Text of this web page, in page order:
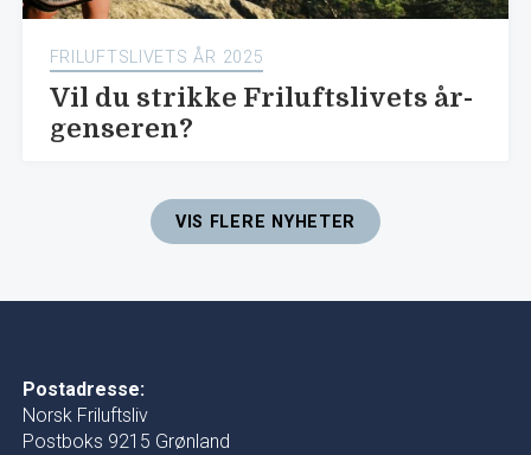
FRILUFTSLIVETS ÅR 2025
Vil du strikke Friluftslivets år-
genseren?
VIS FLERE NYHETER
Postadresse:
Norsk Friluftsliv
Postboks 9215 Grønland